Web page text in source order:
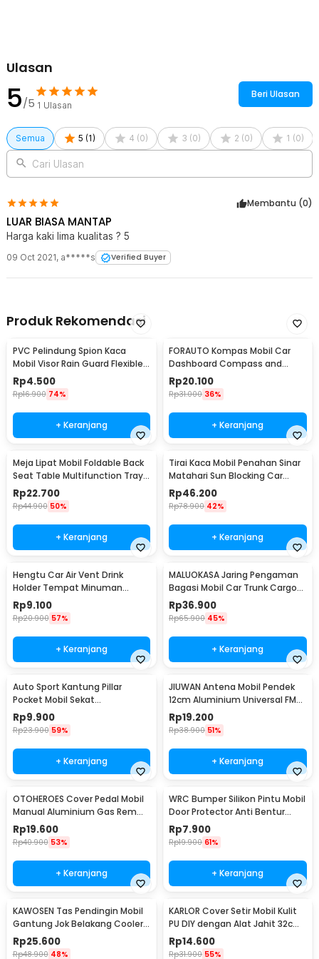
Ulasan
5/5 1 Ulasan
Beri Ulasan
Semua 5 (1 ) 4 (0) 3 (0) 2 (0) 1 (0)
Cari Ulasan
Membantu (0)
LUAR BIASA MANTAP
Harga kaki lima kualitas ? 5
09 Oct 2021, a*****s Verified Buyer
Produk Rekomendasi
PVC Pelindung Spion Kaca
Mobil Visor Rain Guard Flexible 2
PCS - BH030
Rp4.500
Rp16.900 74%
+ Keranjang
FORAUTO Kompas Mobil Car
Dashboard Compass and
Thermometer - C288-5
Rp20.100
Rp31.000 36%
+ Keranjang
Meja Lipat Mobil Foldable Back
Seat Table Multifunction Tray -
JH-924
Rp22.700
Rp44.900 50%
+ Keranjang
Tirai Kaca Mobil Penahan Sinar
Matahari Sun Blocking Car
Curtain 2 PCS - 851
Rp46.200
Rp78.900 42%
+ Keranjang
Hengtu Car Air Vent Drink
Holder Tempat Minuman
Kaleng Mobil - KMS-53
Rp9.100
Rp20.900 57%
+ Keranjang
MALUOKASA Jaring Pengaman
Bagasi Mobil Car Trunk Cargo
Net 120x40cm - QM4051
Rp36.900
Rp65.900 45%
+ Keranjang
Auto Sport Kantung Pillar
Pocket Mobil Sekat
Penyimpanan Barang - KMS-
933
Rp9.900
Rp23.900 59%
+ Keranjang
JIUWAN Antena Mobil Pendek
12cm Aluminium Universal FM
AM Ulir M5 M6 - W2C
Rp19.200
Rp38.900 51%
+ Keranjang
OTOHEROES Cover Pedal Mobil
Manual Aluminium Gas Rem
Kopling Universal - XB-373
Rp19.600
Rp40.900 53%
+ Keranjang
WRC Bumper Silikon Pintu Mobil
Door Protector Anti Bentur
Gores 4 PCS - HT-0010
Rp7.900
Rp19.900 61%
+ Keranjang
KAWOSEN Tas Pendingin Mobil
Gantung Jok Belakang Cooler
Organizer 9L - ST-F38
Rp25.600
Rp48.900 48%
KARLOR Cover Setir Mobil Kulit
PU DIY dengan Alat Jahit 32cm
- V10
Rp14.600
Rp31.900 55%